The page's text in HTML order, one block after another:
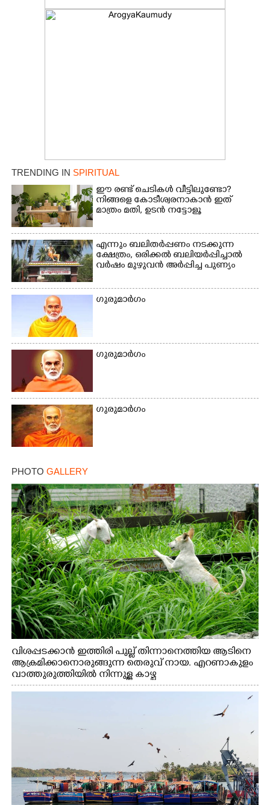
TRENDING IN SPIRITUAL
ഈ രണ്ട് ചെടികൾ വീട്ടിലുണ്ടോ?​
നിങ്ങളെ കോടീശ്വരനാകാൻ ഇത്
മാത്രം മതി,​ ഉടൻ നട്ടോളൂ
എന്നും ബലിതർപ്പണം നടക്കുന്ന
ക്ഷേത്രം,​ ഒരിക്കൽ ബലിയർപ്പിച്ചാൽ
വർഷം മുഴുവൻ അർപ്പിച്ച പുണ്യം
ഗുരുമാർഗം
ഗുരുമാർഗം
ഗുരുമാർഗം
PHOTO GALLERY
വിശപ്പടക്കാൻ ഇത്തിരി പുല്ല് തിന്നാനെത്തിയ ആടിനെ
ആക്രമിക്കാനൊരുങ്ങുന്ന തെരുവ് നായ. എറണാകുളം
വാത്തുരുത്തിയിൽ നിന്നുള്ള കാഴ്ച